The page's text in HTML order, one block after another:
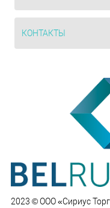
КОНТАКТЫ
2023 © ООО «Сириус